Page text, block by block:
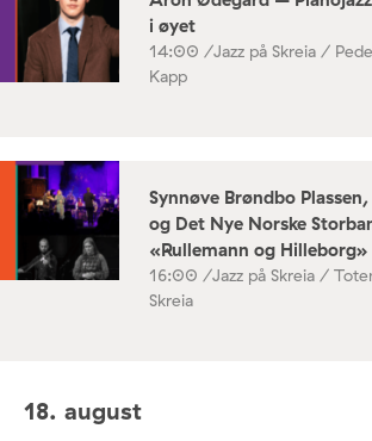
i øyet
14:00 /Jazz på Skreia /
Kapp
Synnøve Brøndbo
og Det Nye Norske
«Rullemann og Hilleborg»
16:00 /Jazz på Skreia /
Skreia
18. august